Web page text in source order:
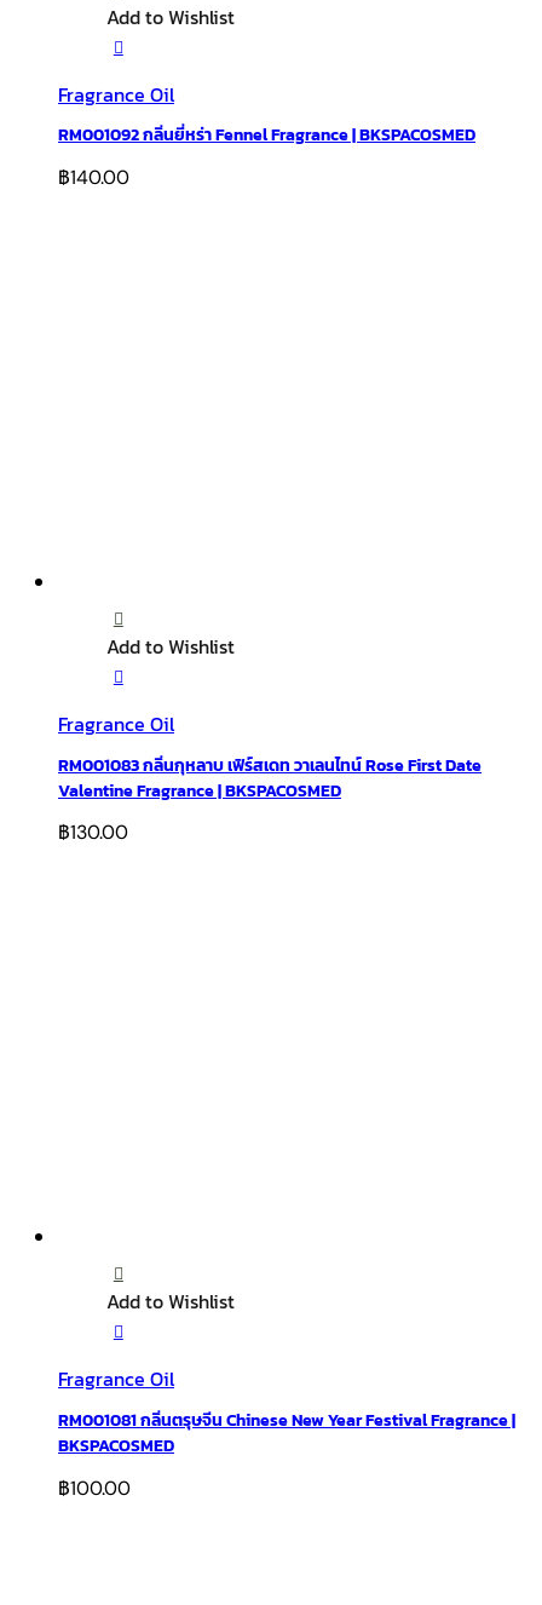
Add to Wishlist
Fragrance Oil
RM001092 กลิ่นยี่หร่า Fennel Fragrance | BKSPACOSMED
฿140.00
Add to Wishlist
Fragrance Oil
RM001083 กลิ่นกุหลาบ เฟิร์สเดท วาเลนไทน์ Rose First Date
Valentine Fragrance | BKSPACOSMED
฿130.00
Add to Wishlist
Fragrance Oil
RM001081 กลิ่นตรุษจีน Chinese New Year Festival Fragrance |
BKSPACOSMED
฿100.00